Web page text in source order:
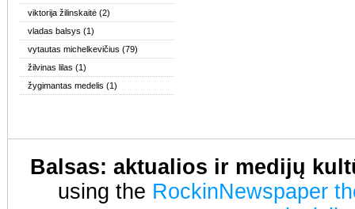
viktorija žilinskaitė (2)
vladas balsys (1)
vytautas michelkevičius (79)
žilvinas lilas (1)
žygimantas medelis (1)
Balsas: aktualios ir medijų
using the RockinNewspaper